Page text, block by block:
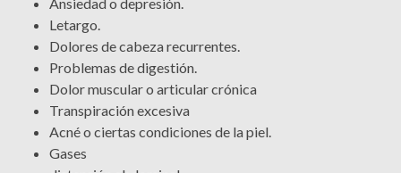
Letargo.
Dolores de cabeza recurrentes.
Problemas de digestión.
Dolor muscular o articular crónica
Transpiración excesiva
Acné o ciertas condiciones de la piel.
Gases